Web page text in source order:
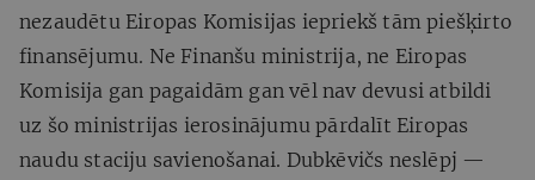
nezaudētu Eiropas Komisijas iepriekš tām piešķirto
finansējumu. Ne Finanšu ministrija, ne Eiropas
Komisija gan pagaidām gan vēl nav devusi atbildi
uz šo ministrijas ierosinājumu pārdalīt Eiropas
naudu staciju savienošanai. Dubkēvičs neslēpj —